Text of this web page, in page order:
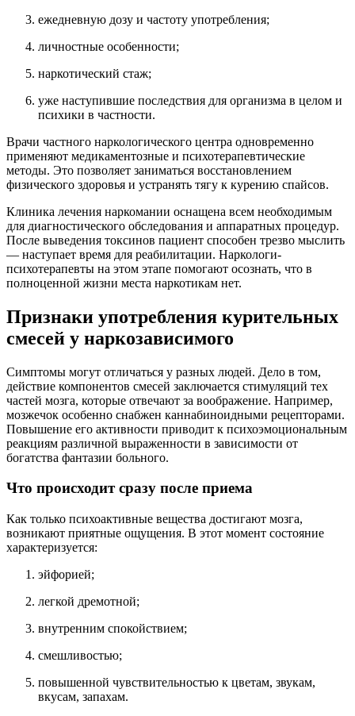
ежедневную дозу и частоту употребления;
личностные особенности;
наркотический стаж;
уже наступившие последствия для организма в целом и
психики в частности.
Врачи частного наркологического центра одновременно
применяют медикаментозные и психотерапевтические
методы. Это позволяет заниматься восстановлением
физического здоровья и устранять тягу к курению спайсов.
Клиника лечения наркомании оснащена всем необходимым
для диагностического обследования и аппаратных процедур.
После выведения токсинов пациент способен трезво мыслить
— наступает время для реабилитации. Наркологи-
психотерапевты на этом этапе помогают осознать, что в
полноценной жизни места наркотикам нет.
Признаки употребления курительных
смесей у наркозависимого
Симптомы могут отличаться у разных людей. Дело в том,
действие компонентов смесей заключается стимуляций тех
частей мозга, которые отвечают за воображение. Например,
мозжечок особенно снабжен каннабиноидными рецепторами.
Повышение его активности приводит к психоэмоциональным
реакциям различной выраженности в зависимости от
богатства фантазии больного.
Что происходит сразу после приема
Как только психоактивные вещества достигают мозга,
возникают приятные ощущения. В этот момент состояние
характеризуется:
эйфорией;
легкой дремотной;
внутренним спокойствием;
смешливостью;
повышенной чувствительностью к цветам, звукам,
вкусам, запахам.